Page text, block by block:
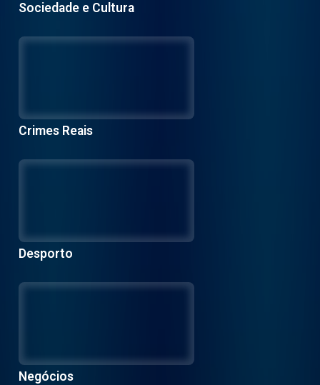
Sociedade e Cultura
Crimes Reais
Desporto
Negócios